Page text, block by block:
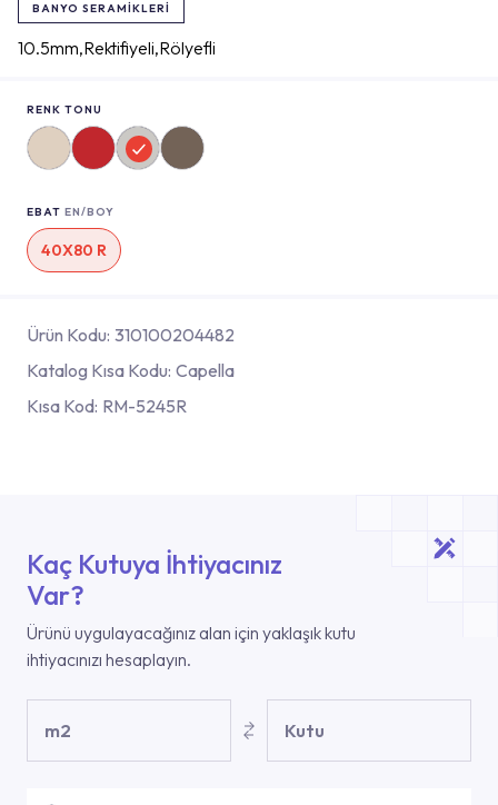
BANYO SERAMIKLERI
10.5mm,Rektifiyeli,Rölyefli
RENK TONU
EBAT EN/BOY
40X80 R
Ürün Kodu: 310100204482
Katalog Kısa Kodu: Capella
Kısa Kod: RM-5245R
Kaç Kutuya İhtiyacınız
Var?
Ürünü uygulayacağınız alan için yaklaşık kutu
ihtiyacınızı hesaplayın.
m2 Kutu